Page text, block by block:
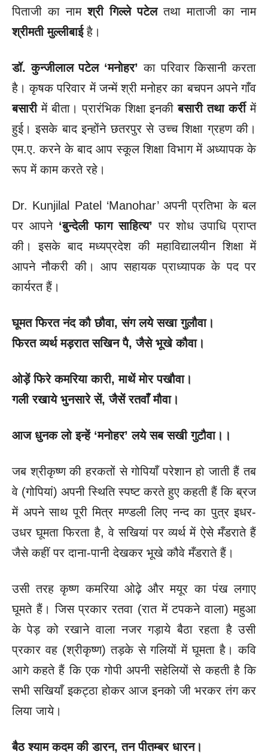
पिताजी का नामश्री गिल्ले पटेलतथा माताजी का नाम
श्रीमती मुल्लीबाईहै।
डॉ. कुन्जीलाल पटेल ‘मनोहर’ का परिवार किसानी करता
है। कृषक परिवार में जन्में श्री मनोहर का बचपन अपने गाँव
बसारीमें बीता। प्रारंभिक शिक्षा इनकीबसारी तथा कर्रीमें
हुई। इसके बाद इन्होंने छतरपुर से उच्च शिक्षा ग्रहण की।
एम.ए. करने के बाद आप स्कूल शिक्षा विभाग में अध्यापक के
रूप में कामकरते रहे।
Dr. Kunjilal Patel ‘Manohar’ अपनी प्रतिभा के बल
पर आपने ‘बुन्देली फाग साहित्य’पर शोध उपाधि प्राप्त
की। इसके बाद मध्यप्रदेश की महाविद्यालयीन शिक्षा में
आपने नौकरी की। आप सहायक प्राध्यापक के पद पर
कार्यरत हैं।
घूमत फिरत नंद कौ छौवा, संग लये सखा गुलौवा।
फिरत व्यर्थ मड़रात सखिन पै, जैसे भूखे कौवा।
ओड़ें फिरे कमरिया कारी, माथें मोर पखौवा।
गली रखाये भुनसारे सें, जैसें रतवाँ मौवा।
आज धुनक लो इन्हें ‘मनोहर’ लये सब सखी गुटौवा।।
जब श्रीकृष्ण की हरकतों से गोपियाँ परेशान हो जाती हैं तब
वे (गोपियां) अपनी स्थिति स्पष्ट करते हुए कहती हैं कि ब्रज
में अपने साथ पूरी मित्र मण्डली लिए नन्द का पुत्र इधर-
उधर घूमता फिरता है, वे सखियां पर व्यर्थ में ऐसे मँडराते हैं
जैसे कहीं पर दाना-पानी देखकर भूखे कौवे मँडराते हैं।
उसी तरह कृष्ण कमरिया ओढ़े औरमयूर का पंख लगाए
घूमते हैं। जिस प्रकार रतवा (रात में टपकने वाला) महुआ
के पेड़ को रखाने वाला नजर गड़ाये बैठा रहता है उसी
प्रकार वह (श्रीकृष्ण) तड़के से गलियों में घूमता है। कवि
आगे कहते हैं कि एक गोपी अपनी सहेलियों से कहती है कि
सभी सखियाँ इकट्ठा होकर आज इनको जी भरकर तंग कर
लिया जाये।
बैठ श्याम कदम की डारन, तन पीतम्बर धारन।